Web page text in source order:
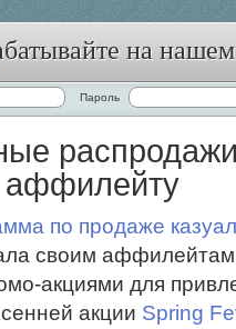
на
Пароль
по продаже
своим аффилейтам
акциями для
акции Spring